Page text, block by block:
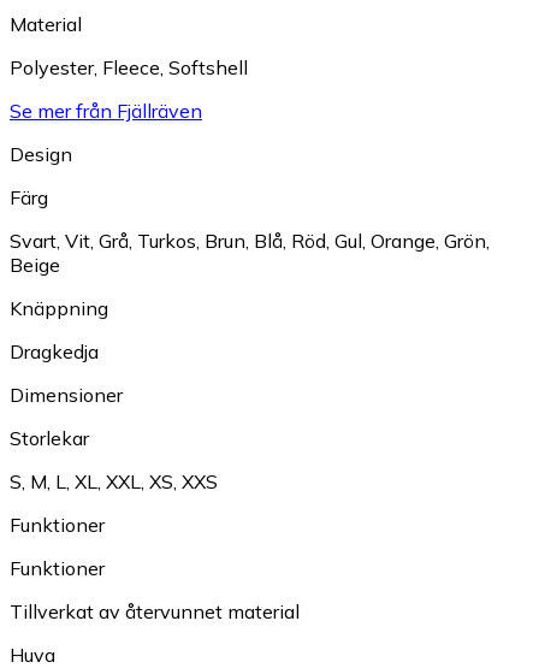
Material
Polyester, Fleece Softshell
Se mer från Fjällräven
Design
Färg
Svart Vit Grå Turkos Brun Blå Röd Gul Orange Grön
Beige
Knäppning
Dragkedja
Dimensioner
Storlekar
S M L XL XXL XS XXS
Funktioner
Funktioner
Tillverkat av återvunnet material
Huva